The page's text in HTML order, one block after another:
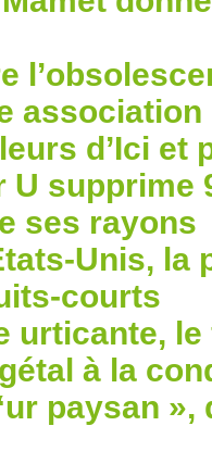
d’Ici et
U supprime
ses rayons
Unis, la
courts
urticante,
à la
paysan